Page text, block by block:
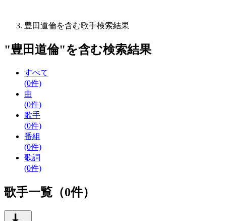
豊田道倫を含む歌手検索結果
"豊田道倫"を含む検索結果
すべて
(0件)
曲
(0件)
歌手
(0件)
番組
(0件)
歌詞
(0件)
歌手一覧（0件）